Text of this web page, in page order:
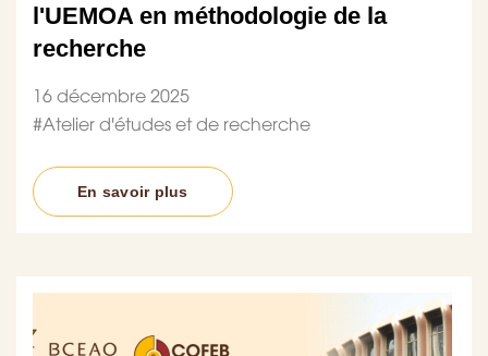
l'UEMOA en méthodologie de la
recherche
16 décembre 2025
#Atelier d'études et de recherche
En savoir plus